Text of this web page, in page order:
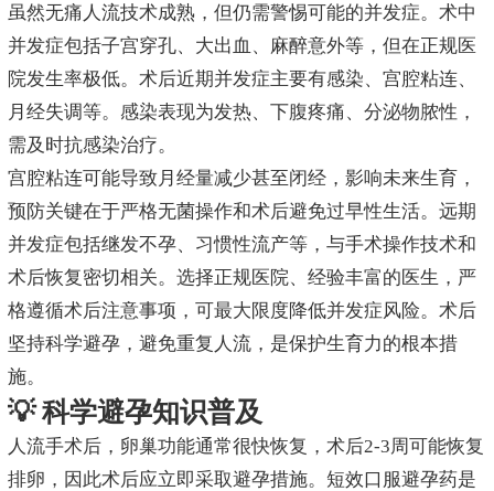
虽然无痛人流技术成熟，但仍需警惕可能的并发症。术中
并发症包括子宫穿孔、大出血、麻醉意外等，但在正规医
院发生率极低。术后近期并发症主要有感染、宫腔粘连、
月经失调等。感染表现为发热、下腹疼痛、分泌物脓性，
需及时抗感染治疗。
宫腔粘连可能导致月经量减少甚至闭经，影响未来生育，
预防关键在于严格无菌操作和术后避免过早性生活。远期
并发症包括继发不孕、习惯性流产等，与手术操作技术和
术后恢复密切相关。选择正规医院、经验丰富的医生，严
格遵循术后注意事项，可最大限度降低并发症风险。术后
坚持科学避孕，避免重复人流，是保护生育力的根本措
施。
💡 科学避孕知识普及
人流手术后，卵巢功能通常很快恢复，术后2-3周可能恢复
排卵，因此术后应立即采取避孕措施。短效口服避孕药是